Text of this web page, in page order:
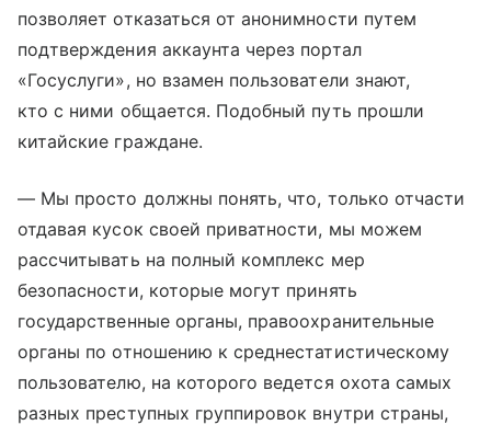
позволяет отказаться от анонимности путем
подтверждения аккаунта через портал
«Госуслуги», но взамен пользователи знают,
кто с ними общается. Подобный путь прошли
китайские граждане.
— Мы просто должны понять, что, только отчасти
отдавая кусок своей приватности, мы можем
рассчитывать на полный комплекс мер
безопасности, которые могут принять
государственные органы, правоохранительные
органы по отношению к среднестатистическому
пользователю, на которого ведется охота самых
разных преступных группировок внутри страны,